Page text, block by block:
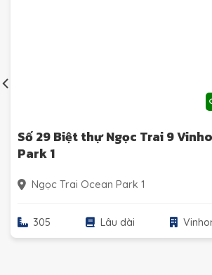
Số 29 Biệt thự Ngọc Trai 9
Park 1
Ngọc Trai Ocean Park 1
305 Lâu dài